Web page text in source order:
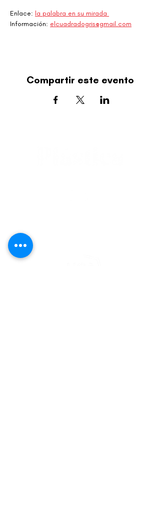
Enlace: la palabra en su mirada
Información: elcuadradogris@gmail.com
Compartir este evento